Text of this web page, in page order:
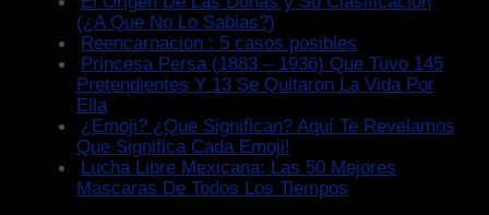
(¿A Que No Lo Sabias?)
Reencarnacion : 5 casos posibles
Princesa Persa (1883 – 1936) Que Tuvo 145
Pretendientes Y 13 Se Quitaron La Vida Por
Ella
¿Emoji? ¿Que Significan? Aquí Te Revelamos
Que Significa Cada Emoji!
Lucha Libre Mexicana: Las 50 Mejores
Mascaras De Todos Los Tiempos